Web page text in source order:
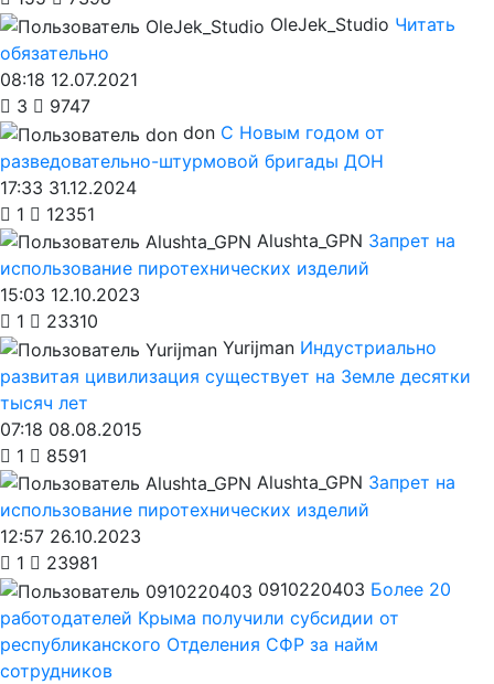
OleJek_Studio Читать
обязательно
08:18 12.07.2021
3
9747
don С Новым годом от
разведовательно-штурмовой бригады ДОН
17:33 31.12.2024
1
12351
Alushta_GPN Запрет на
использование пиротехнических изделий
15:03 12.10.2023
1
23310
Yurijman Индустриально
развитая цивилизация существует на Земле десятки
тысяч лет
07:18 08.08.2015
1
8591
Alushta_GPN Запрет на
использование пиротехнических изделий
12:57 26.10.2023
1
23981
0910220403 Более 20
работодателей Крыма получили субсидии от
республиканского Отделения СФР за найм
сотрудников